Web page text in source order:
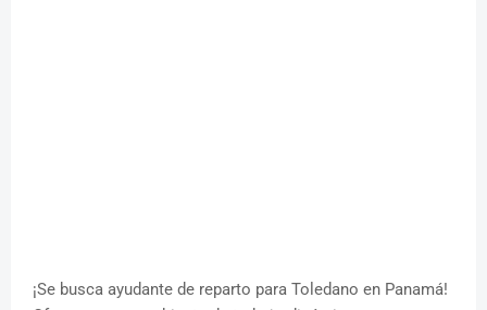
¡Se busca ayudante de reparto para Toledano en Panamá!